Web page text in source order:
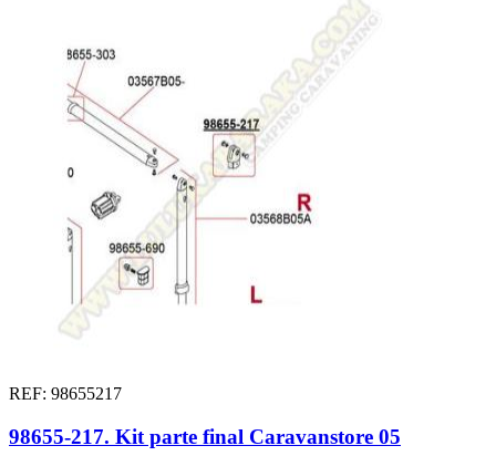
REF: 98655217
98655-217. Kit parte final Caravanstore 05